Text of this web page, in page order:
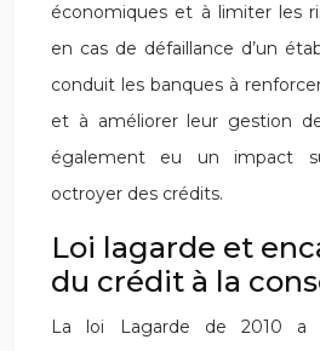
économiques et à limiter les
en cas de défaillance d’un
conduit les banques à
et à améliorer leur gestion
également eu un impact
octroyer des crédits.
Loi lagarde et
du crédit à la
La loi Lagarde de 2010 a